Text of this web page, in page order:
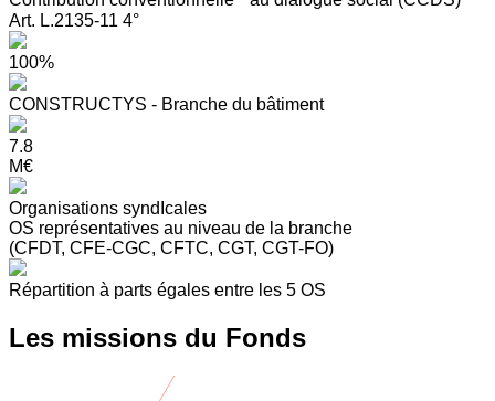
Art. L.2135-11 4°
100%
CONSTRUCTYS - Branche du bâtiment
7.8
M€
Organisations syndIcales
OS représentatives au niveau de la branche
(CFDT, CFE-CGC, CFTC, CGT, CGT-FO)
Répartition à parts égales entre les 5 OS
Les missions du Fonds